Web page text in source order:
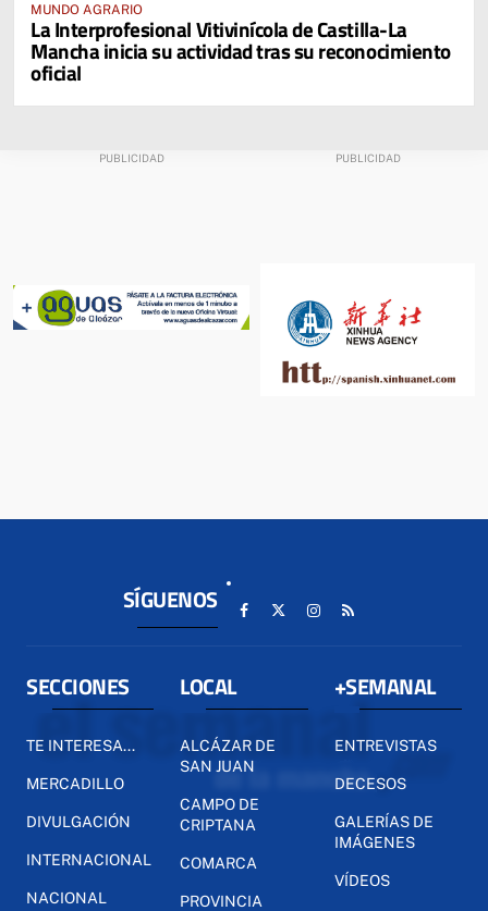
MUNDO AGRARIO
La Interprofesional Vitivinícola de Castilla-La
Mancha inicia su actividad tras su reconocimiento
oficial
SÍGUENOS
SECCIONES
TE INTERESA...
MERCADILLO
DIVULGACIÓN
INTERNACIONAL
NACIONAL
LOCAL
ALCÁZAR DE
SAN JUAN
CAMPO DE
CRIPTANA
COMARCA
PROVINCIA
+SEMANAL
ENTREVISTAS
DECESOS
GALERÍAS DE
IMÁGENES
VÍDEOS